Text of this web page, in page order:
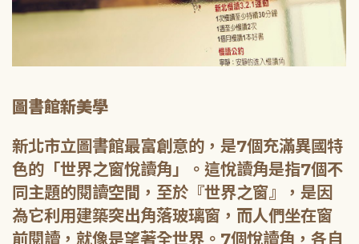
圖書館新美學
新北市立圖書館最富創意的，是7個充滿異國特
色的「世界之窗悅讀角」。這悅讀角是指7個不
同主題的閱讀空間，至於『世界之窗』，是因
為它利用建築突出角落玻璃窗，而人們坐在窗
前閱讀，就像是望著全世界。7個悅讀角，各自